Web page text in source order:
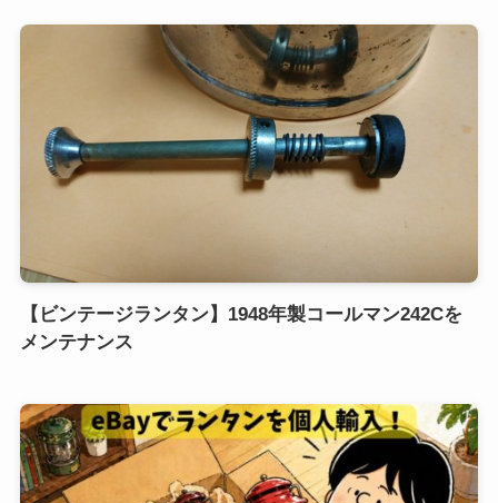
【ビンテージランタン】1948年製コールマン242Cを
メンテナンス